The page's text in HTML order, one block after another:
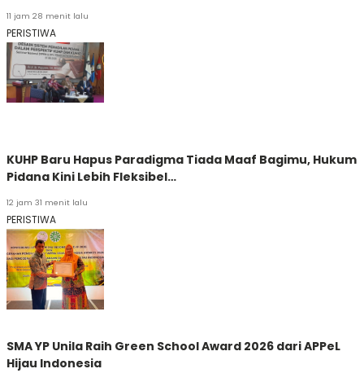
11 jam 28 menit lalu
PERISTIWA
KUHP Baru Hapus Paradigma Tiada Maaf Bagimu, Hukum
Pidana Kini Lebih Fleksibel…
12 jam 31 menit lalu
PERISTIWA
SMA YP Unila Raih Green School Award 2026 dari APPeL
Hijau Indonesia